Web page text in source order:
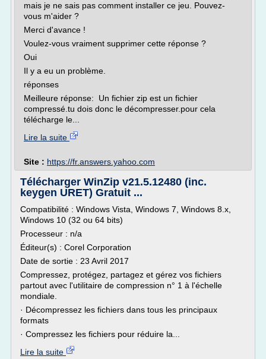
mais je ne sais pas comment installer ce jeu. Pouvez-
vous m'aider ?
Merci d'avance !
Voulez-vous vraiment supprimer cette réponse ?
Oui
Il y a eu un problème.
réponses
Meilleure réponse: Un fichier zip est un fichier
compressé.tu dois donc le décompresser.pour cela
télécharge le...
Lire la suite
Site : https://fr.answers.yahoo.com
Télécharger WinZip v21.5.12480 (inc.
keygen URET) Gratuit ...
Compatibilité : Windows Vista, Windows 7, Windows 8.x,
Windows 10 (32 ou 64 bits)
Processeur : n/a
Éditeur(s) : Corel Corporation
Date de sortie : 23 Avril 2017
Compressez, protégez, partagez et gérez vos fichiers
partout avec l'utilitaire de compression n° 1 à l'échelle
mondiale.
· Décompressez les fichiers dans tous les principaux
formats
· Compressez les fichiers pour réduire la...
Lire la suite